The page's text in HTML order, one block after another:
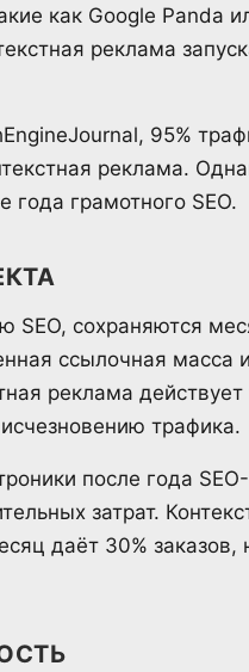
как Google Panda
реклама
95%
реклама.
грамотного SEO.
SEO, сохраняются
ссылочная масса
реклама
трафика.
после года
затрат.
даёт 30% заказов,